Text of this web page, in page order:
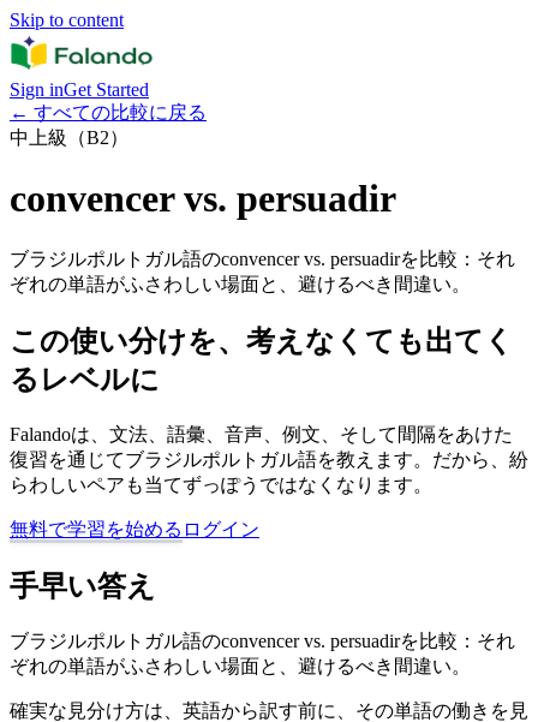
Skip to content
Sign inGet Started
← すべての比較に戻る
中上級（B2）
convencer vs. persuadir
ブラジルポルトガル語のconvencer vs. persuadirを比較：それ
ぞれの単語がふさわしい場面と、避けるべき間違い。
この使い分けを、考えなくても出てく
るレベルに
Falandoは、文法、語彙、音声、例文、そして間隔をあけた
復習を通じてブラジルポルトガル語を教えます。だから、紛
らわしいペアも当てずっぽうではなくなります。
無料で学習を始める ログイン
手早い答え
ブラジルポルトガル語のconvencer vs. persuadirを比較：それ
ぞれの単語がふさわしい場面と、避けるべき間違い。
確実な見分け方は、英語から訳す前に、その単語の働きを見